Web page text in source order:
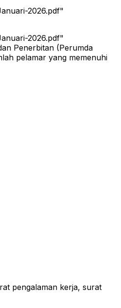
2026.pdf"
2026.pdf"
Penerbitan (Perumda
pelamar yang memenuhi
pengalaman kerja, surat